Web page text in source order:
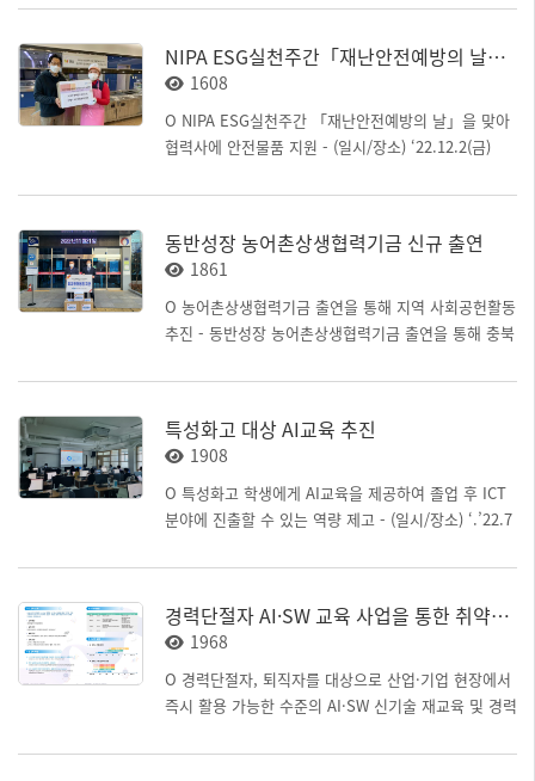
한적십자사에 100만원 기부
NIPA ESG실천주간「재난안전예방의 날」협력사 지원
1608
O NIPA ESG실천주간 「재난안전예방의 날」을 맞아
협력사에 안전물품 지원 - (일시/장소) ‘22.12.2(금)
사) 임직원 대상 마스크 및 소독티슈 등 안전물품 지원
동반성장 농어촌상생협력기금 신규 출연
1861
O 농어촌상생협력기금 출연을 통해 지역 사회공헌활동
추진 - 동반성장 농어촌상생협력기금 출연을 통해 충북
기부 * 음성 향애원(‘22.11.16), 진천군장애인복지관
특성화고 대상 AI교육 추진
1908
O 특성화고 학생에게 AI교육을 제공하여 졸업 후 ICT
분야에 진출할 수 있는 역량 제고 - (일시/장소) ‘.’22.7
진목표) 기존 학과과정 내에서 접하기 어려운 AI 실무
야에 진출할 수 있는 역량 제고 - (추진내용) 전국 11개
특성화고의 디지털교육 요구를 파악하여 AI교육 진행
(120~160시간), 서울디지텍고 KT 실무자 특강(‘22.9
월) 1회 진행
경력단절자 AI·SW 교육 사업을 통한 취약계층 지원
1968
O 경력단절자, 퇴직자를 대상으로 산업·기업 현장에서
즉시 활용 가능한 수준의 AI·SW 신기술 재교육 및 경력
라인 및 한경닷컴IT교육센터, 비트캠트 등 - (추진목표)